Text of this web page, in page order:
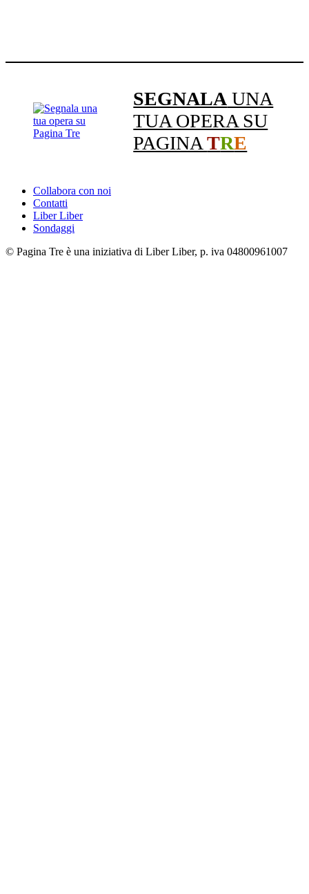
SEGNALA UNA
TUA OPERA SU
PAGINATRE
Collabora con noi
Contatti
Liber Liber
Sondaggi
© Pagina Tre è una iniziativa di Liber Liber, p. iva 04800961007